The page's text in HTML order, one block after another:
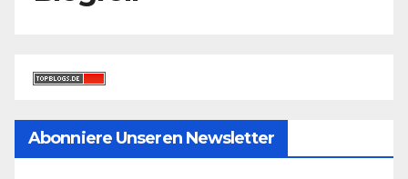
Abonniere Unseren Newsletter